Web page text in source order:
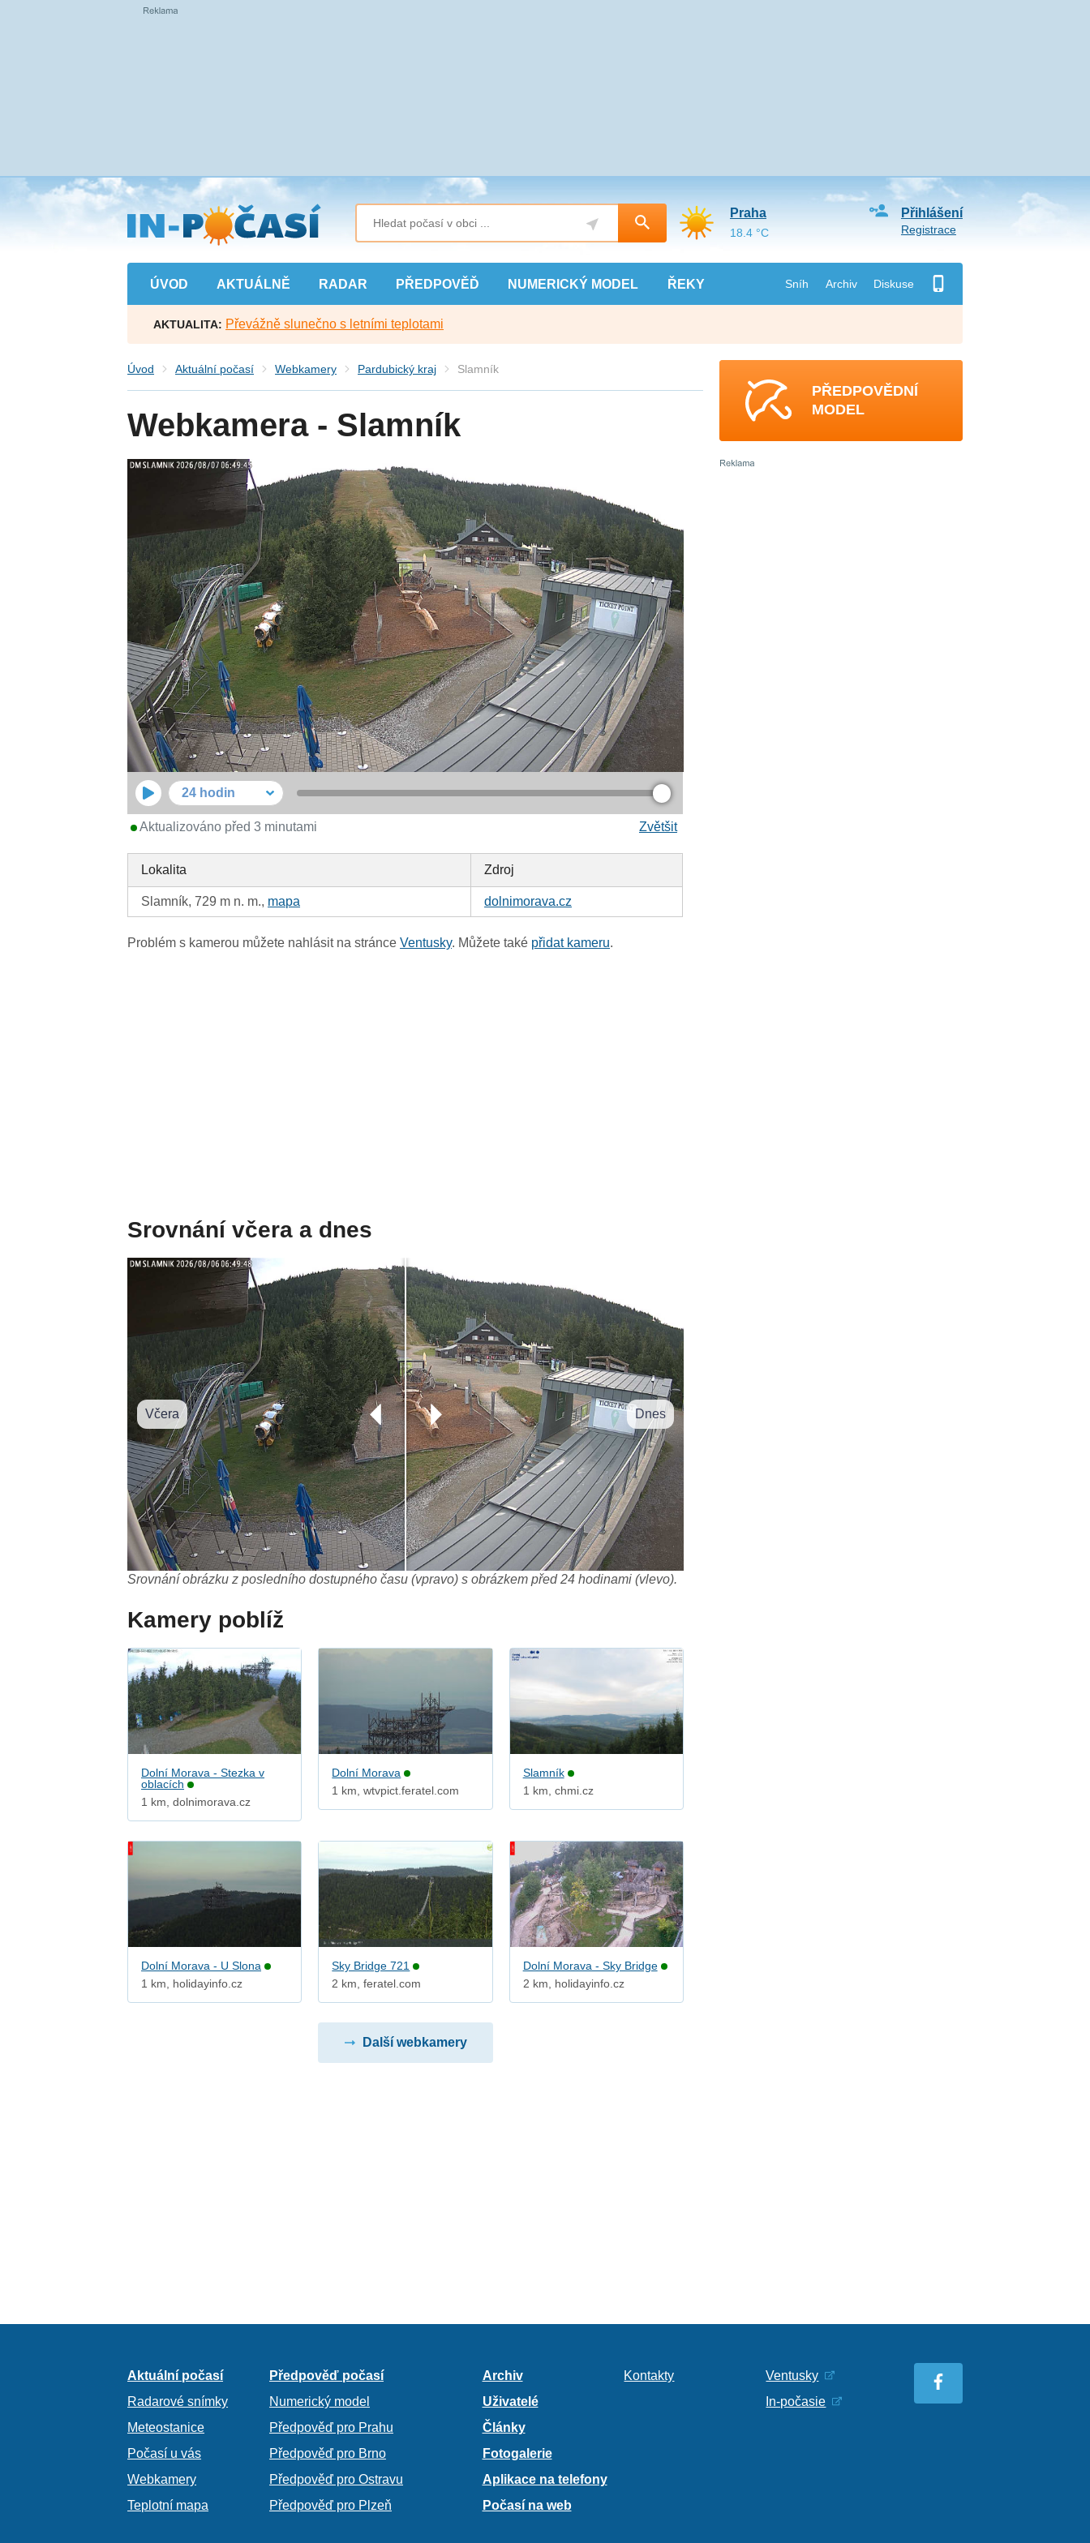
Přejít
na
hlavní
obsah
ÚVOD AKTUÁLNĚ RADAR PŘEDPOVĚĎ NUMERICKÝ MODEL ŘEKY Sníh Archiv Diskuse
Přihlášení
Registrace
Praha
18.4 °C
AKTUALITA: Převážně slunečno s letními teplotami
Úvod Aktuální počasí Webkamery Pardubický kraj Slamník
Webkamera - Slamník
24 hodin
Zvětšit
Aktualizováno před 3 minutami
Lokalita Zdroj
Slamník, 729 m n. m., mapa dolnimorava.cz
Problém s kamerou můžete nahlásit na stránceVentusky. Můžete také přidat kameru.
Srovnání včera a dnes
Včera Dnes
Srovnání obrázku z posledního dostupného času (vpravo) s obrázkem před 24 hodinami (vlevo).
Kamery poblíž
Dolní Morava - Stezka v
oblacích
1 km, dolnimorava.cz
Dolní Morava
1 km, wtvpict.feratel.com
Slamník
1 km, chmi.cz
Dolní Morava - U Slona
1 km, holidayinfo.cz
Sky Bridge 721
2 km, feratel.com
Dolní Morava - Sky Bridge
2 km, holidayinfo.cz
Další webkamery
PŘEDPOVĚDNÍ
MODEL
Aktuální počasí
Radarové snímky
Meteostanice
Počasí u vás
Webkamery
Teplotní mapa
Předpověď počasí
Numerický model
Předpověď pro Prahu
Předpověď pro Brno
Předpověď pro Ostravu
Předpověď pro Plzeň
Archiv
Uživatelé
Články
Fotogalerie
Aplikace na telefony
Počasí na web
Kontakty
Ventusky
In-počasie